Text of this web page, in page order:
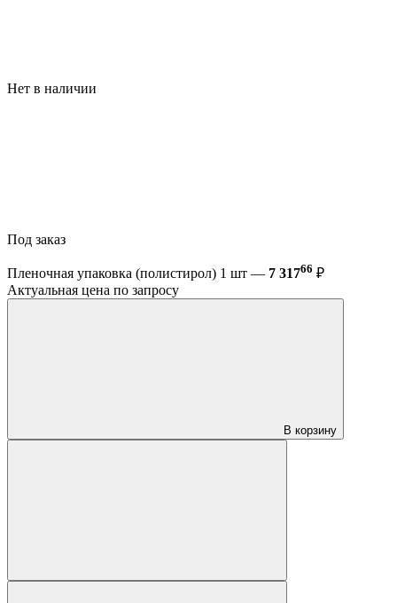
Нет в наличии
Под заказ
Пленочная упаковка (полистирол) 1 шт — 7 31766 ₽
Актуальная цена по запросу
В корзину